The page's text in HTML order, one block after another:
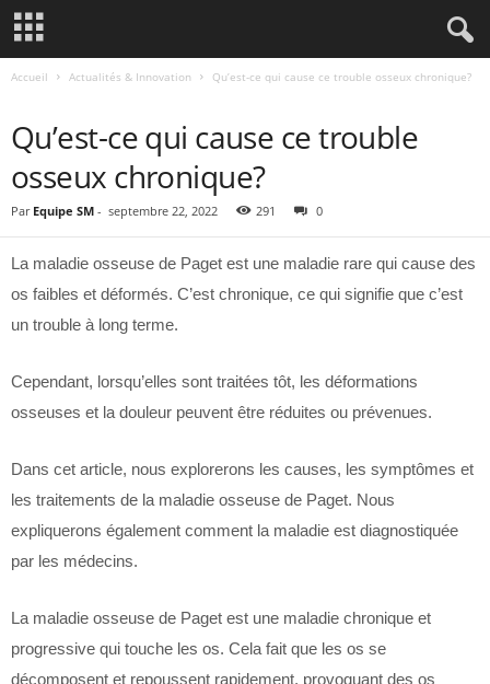
Accueil Actualités & Innovation Qu’est-ce qui cause ce trouble osseux chronique?
Qu’est-ce qui cause ce trouble
osseux chronique?
Par Equipe SM - septembre 22, 2022 291 0
La maladie osseuse de Paget est une maladie rare qui cause des
os faibles et déformés. C’est chronique, ce qui signifie que c’est
un trouble à long terme.
Cependant, lorsqu’elles sont traitées tôt, les déformations
osseuses et la douleur peuvent être réduites ou prévenues.
Dans cet article, nous explorerons les causes, les symptômes et
les traitements de la maladie osseuse de Paget. Nous
expliquerons également comment la maladie est diagnostiquée
par les médecins.
La maladie osseuse de Paget est une maladie chronique et
progressive qui touche les os. Cela fait que les os se
décomposent et repoussent rapidement, provoquant des os